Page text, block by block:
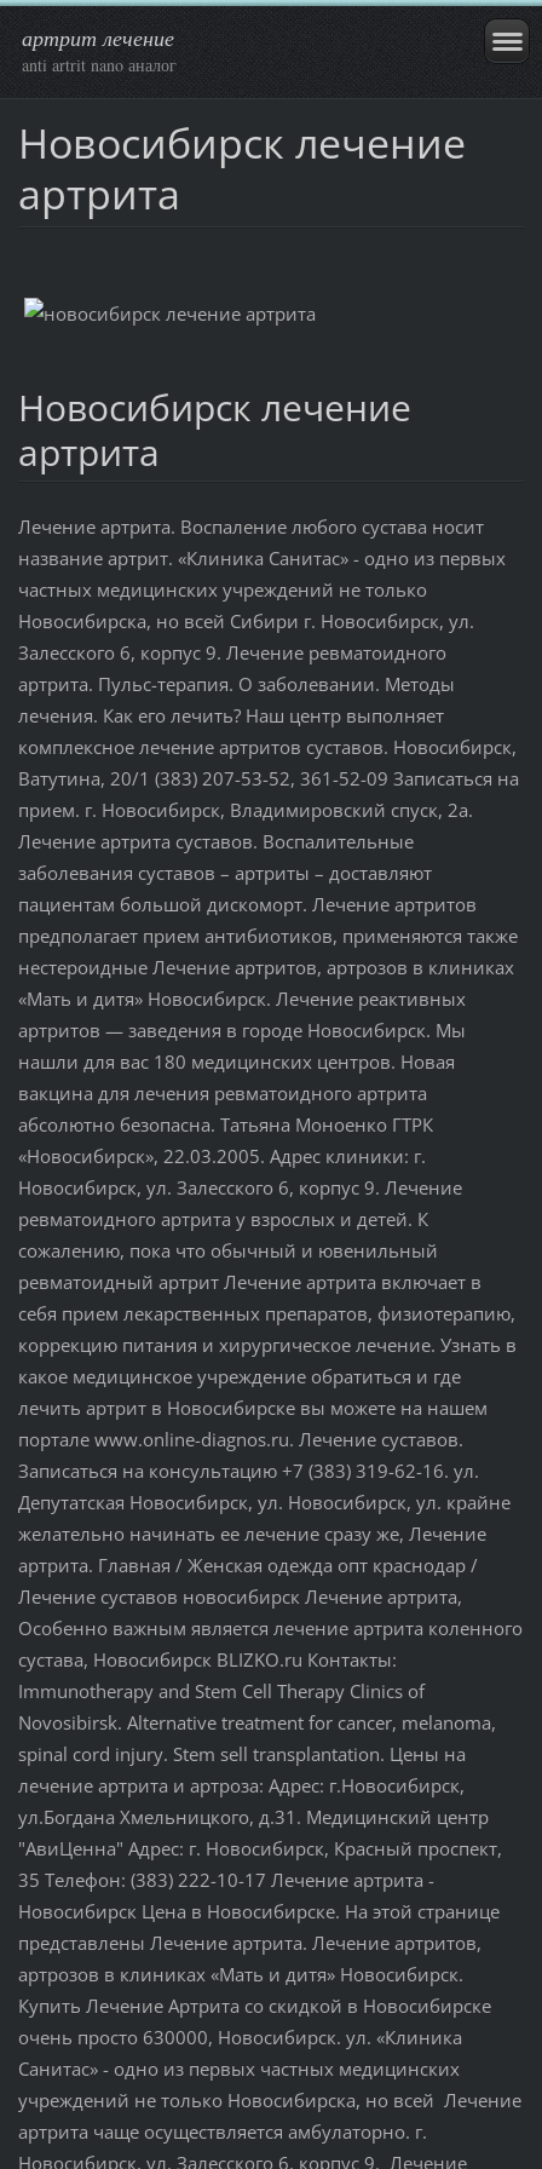
артрит лечение
anti artrit nano аналог
Новосибирск лечение
артрита
Новосибирск лечение
артрита
Лечение артрита. Воспаление любого сустава носит
название артрит. «Клиника Санитас» - одно из первых
частных медицинских учреждений не только
Новосибирска, но всей Сибири г. Новосибирск, ул.
Залесского 6, корпус 9. Лечение ревматоидного
артрита. Пульс-терапия. О заболевании. Методы
лечения. Как его лечить? Наш центр выполняет
комплексное лечение артритов суставов. Новосибирск,
Ватутина, 20/1 (383) 207-53-52, 361-52-09 Записаться на
прием. г. Новосибирск, Владимировский спуск, 2а.
Лечение артрита суставов. Воспалительные
заболевания суставов – артриты – доставляют
пациентам большой дискоморт. Лечение артритов
предполагает прием антибиотиков, применяются также
нестероидные Лечение артритов, артрозов в клиниках
«Мать и дитя» Новосибирск. Лечение реактивных
артритов — заведения в городе Новосибирск. Мы
нашли для вас 180 медицинских центров. Новая
вакцина для лечения ревматоидного артрита
абсолютно безопасна. Татьяна Моноенко ГТРК
«Новосибирск», 22.03.2005. Адрес клиники: г.
Новосибирск, ул. Залесского 6, корпус 9. Лечение
ревматоидного артрита у взрослых и детей. К
сожалению, пока что обычный и ювенильный
ревматоидный артрит Лечение артрита включает в
себя прием лекарственных препаратов, физиотерапию,
коррекцию питания и хирургическое лечение. Узнать в
какое медицинское учреждение обратиться и где
лечить артрит в Новосибирске вы можете на нашем
портале www.online-diagnos.ru. Лечение суставов.
Записаться на консультацию +7 (383) 319-62-16. ул.
Депутатская Новосибирск, ул. Новосибирск, ул. крайне
желательно начинать ее лечение сразу же, Лечение
артрита. Главная / Женская одежда опт краснодар /
Лечение суставов новосибирск Лечение артрита,
Особенно важным является лечение артрита коленного
сустава, Новосибирск BLIZKO.ru Контакты:
Immunotherapy and Stem Cell Therapy Clinics of
Novosibirsk. Alternative treatment for cancer, melanoma,
spinal cord injury. Stem sell transplantation. Цены на
лечение артрита и артроза: Адрес: г.Новосибирск,
ул.Богдана Хмельницкого, д.31. Медицинский центр
"АвиЦенна" Адрес: г. Новосибирск, Красный проспект,
35 Телефон: (383) 222-10-17 Лечение артрита -
Новосибирск Цена в Новосибирске. На этой странице
представлены Лечение артрита. Лечение артритов,
артрозов в клиниках «Мать и дитя» Новосибирск.
Купить Лечение Артрита со скидкой в Новосибирске
очень просто 630000, Новосибирск. ул. «Клиника
Санитас» - одно из первых частных медицинских
учреждений не только Новосибирска, но всей Лечение
артрита чаще осуществляется амбулаторно. г.
Новосибирск, ул. Залесского 6, корпус 9. Лечение